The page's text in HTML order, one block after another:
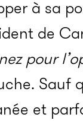
à sa
de
pour
Sauf
et